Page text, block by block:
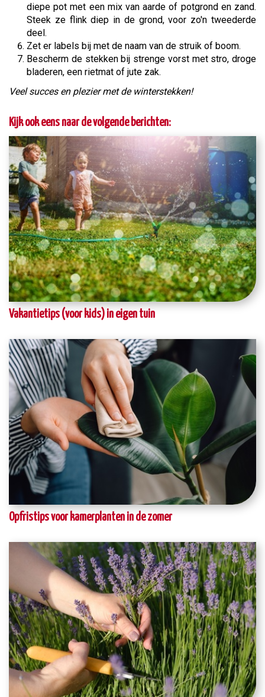
diepe pot met een mix van aarde of potgrond en zand.
Steek ze flink diep in de grond, voor zo'n tweederde
deel.
Zet er labels bij met de naam van de struik of boom.
Bescherm de stekken bij strenge vorst met stro, droge
bladeren, een rietmat of jute zak.
Veel succes en plezier met de winterstekken!
Kijk ook eens naar de volgende berichten:
Vakantietips (voor kids) in eigen tuin
Opfristips voor kamerplanten in de zomer